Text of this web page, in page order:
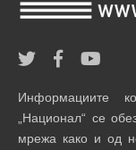
Информациите
„Национал“ се
мрежа како и од